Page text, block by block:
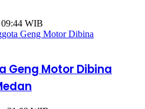
09:44 WIB
Geng Motor Dibina